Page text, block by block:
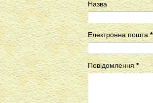
Назва
Електронна пошта*
Повідомлення*